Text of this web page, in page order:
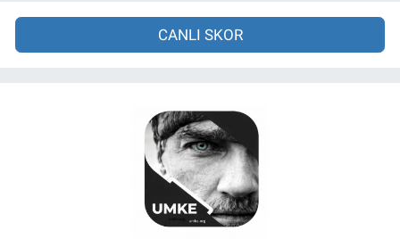
CANLI SKOR